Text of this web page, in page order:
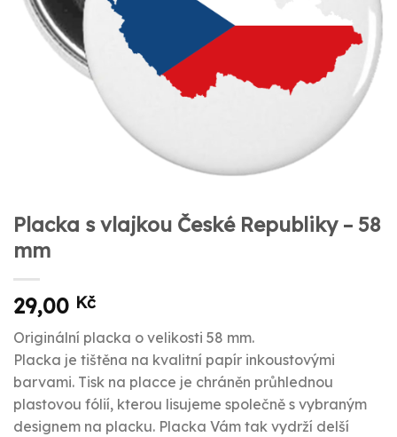
Placka s vlajkou České Republiky – 58
mm
29,00 Kč
Originální placka o velikosti 58 mm.
Placka je tištěna na kvalitní papír inkoustovými
barvami. Tisk na placce je chráněn průhlednou
plastovou fólií, kterou lisujeme společně s vybraným
designem na placku. Placka Vám tak vydrží delší